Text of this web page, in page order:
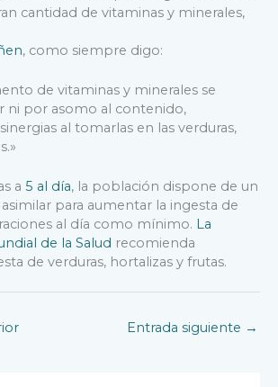
cantidad de vitaminas y minerales,
, como siempre digo:
de vitaminas y minerales se
ni por asomo al contenido,
al tomarlas en las verduras,
a 5 al día, la población dispone de un
para aumentar la ingesta de
al día como mínimo. La
de la Salud recomienda
de verduras, hortalizas y frutas.
Entrada siguiente →